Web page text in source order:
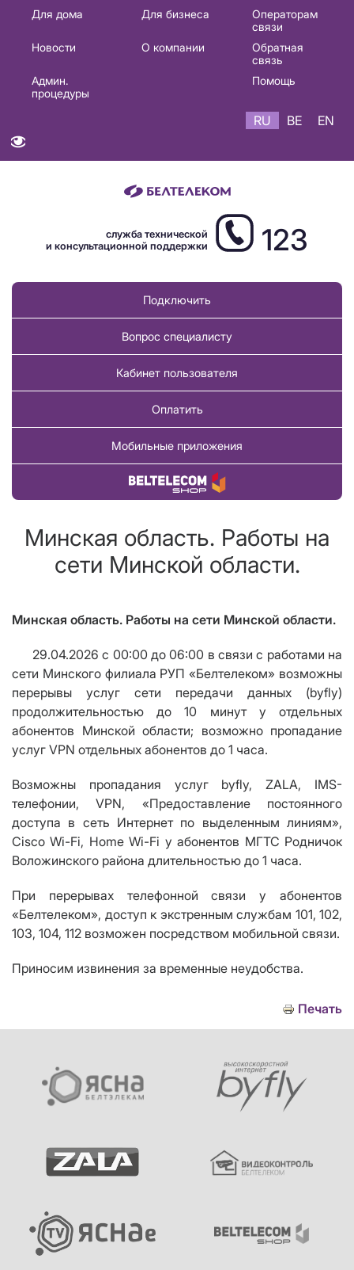
Основная
навигация
Для дома Для бизнеса
Операторам
связи
Новости
О компании
Обратная
связь
Админ.
процедуры
Помощь
RU BE EN
служба технической
и консультационной поддержки
123
Подключить
Вопрос специалисту
Кабинет пользователя
Оплатить
Мобильные приложения
Купить товар
Минская область. Работы на
сети Минской области.
Минская область. Работы на сети Минской области.
29.04.2026 с 00:00 до 06:00 в связи с работами на
сети Минского филиала РУП «Белтелеком» возможны
перерывы услуг сети передачи данных (byfly)
продолжительностью до 10 минут у отдельных
абонентов Минской области; возможно пропадание
услуг VPN отдельных абонентов до 1 часа.
Возможны пропадания услуг byfly, ZALA, IMS-
телефонии, VPN, «Предоставление постоянного
доступа в сеть Интернет по выделенным линиям»,
Cisco Wi-Fi, Home Wi-Fi у абонентов МГТС Родничок
Воложинского района длительностью до 1 часа.
При перерывах телефонной связи у абонентов
«Белтелеком», доступ к экстренным службам 101, 102,
103, 104, 112 возможен посредством мобильной связи.
Приносим извинения за временные неудобства.
Печать